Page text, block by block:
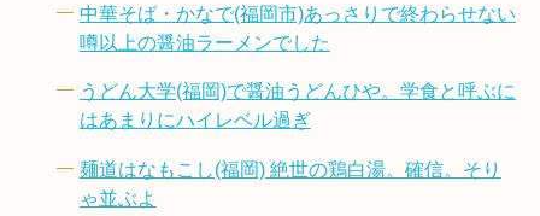
中華そば・かなで(福岡市)あっさりで終わらせない
噂以上の醤油ラーメンでした
うどん大学(福岡)で醤油うどんひや。学食と呼ぶに
はあまりにハイレベル過ぎ
麺道はなもこし(福岡) 絶世の鶏白湯。確信。そり
ゃ並ぶよ